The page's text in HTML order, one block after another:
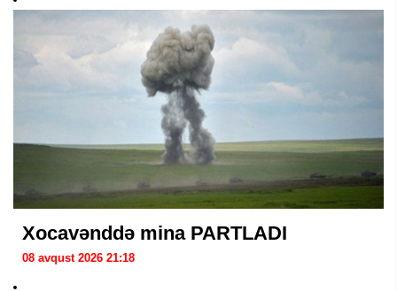
Xocavənddə mina PARTLADI
08 avqust 2026 21:18